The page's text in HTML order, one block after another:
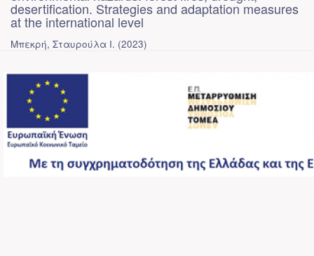
desertification. Strategies and adaptation measures
at the international level
Μπεκρή, Σταυρούλα Ι. (2023)